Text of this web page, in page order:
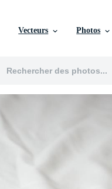
Vecteurs Photos